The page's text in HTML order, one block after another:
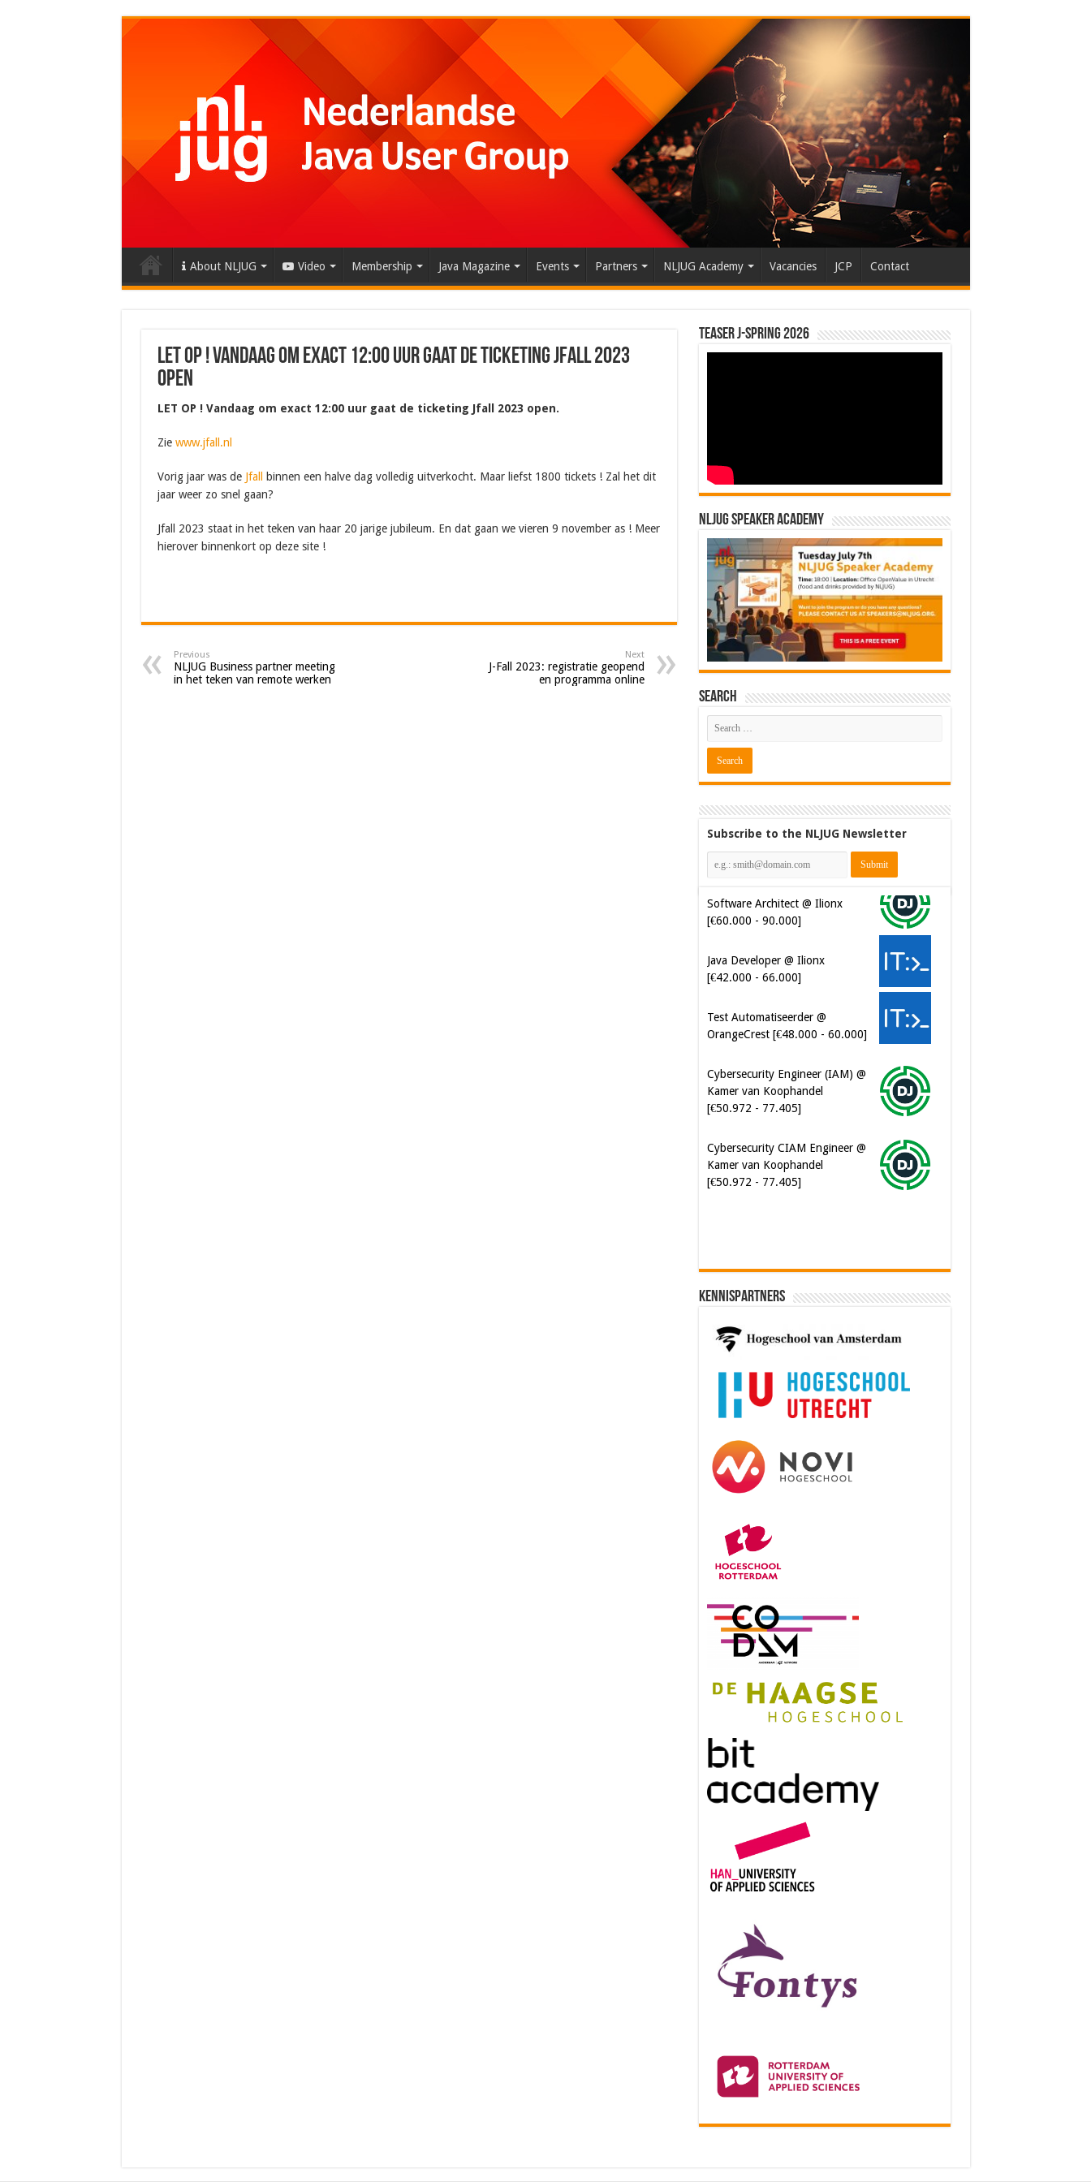
About NLJUG Video Membership Java Magazine Events Partners NLJUG Academy Vacancies JCP Contact
LET OP ! Vandaag om exact 12:00 uur gaat de ticketing Jfall 2023
open
LET OP ! Vandaag om exact 12:00 uur gaat de ticketing Jfall 2023 open.
Zie www.jfall.nl
Vorig jaar was deJfall
binnen een halve dag volledig uitverkocht. Maar liefst 1800 tickets ! Zal het dit
jaar weer zo snel gaan?
Jfall 2023 staat in het teken van haar 20 jarige jubileum. En dat gaan we vieren 9 november as ! Meer
hierover binnenkort op deze site !
Previous
NLJUG Business partner meeting
in het teken van remote werken
Next
J-Fall 2023: registratie geopend
en programma online
Teaser J-Spring 2026
NLJUG Speaker Academy
Search
Subscribe to the NLJUG Newsletter
Software Architect @ Ilionx
[€60.000 - 90.000]
Java Developer @ Ilionx
[€42.000 - 66.000]
Test Automatiseerder @
OrangeCrest [€48.000 - 60.000]
Cybersecurity Engineer (IAM) @
Kamer van Koophandel
[€50.972 - 77.405]
Cybersecurity CIAM Engineer @
Kamer van Koophandel
[€50.972 - 77.405]
Kennispartners